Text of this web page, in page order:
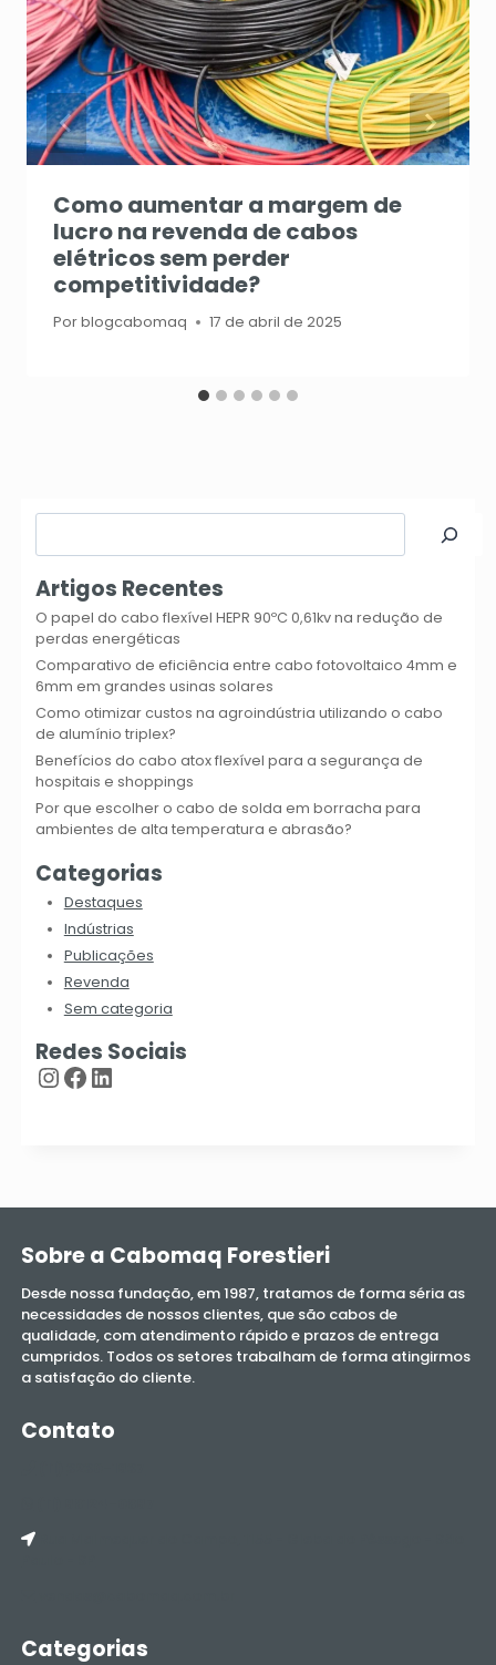
Como aumentar a margem de
lucro na revenda de cabos
elétricos sem perder
competitividade?
Porblogcabomaq 17 de abril de 2025
Artigos Recentes
O papel do cabo flexível HEPR 90ºC 0,61kv na redução de
perdas energéticas
Comparativo de eficiência entre cabo fotovoltaico 4mm e
6mm em grandes usinas solares
Como otimizar custos na agroindústria utilizando o cabo
de alumínio triplex?
Benefícios do cabo atox flexível para a segurança de
hospitais e shoppings
Por que escolher o cabo de solda em borracha para
ambientes de alta temperatura e abrasão?
Categorias
Destaques
Indústrias
Publicações
Revenda
Sem categoria
Redes Sociais
Instagram
Facebook
LinkedIn
Sobre a Cabomaq Forestieri
Desde nossa fundação, em 1987, tratamos de forma séria as
necessidades de nossos clientes, que são cabos de
qualidade, com atendimento rápido e prazos de entrega
cumpridos. Todos os setores trabalham de forma atingirmos
a satisfação do cliente.
Contato
Categorias